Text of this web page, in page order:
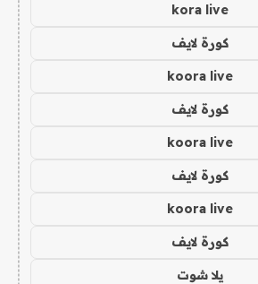
kora live
كورة لايف
koora live
كورة لايف
koora live
كورة لايف
koora live
كورة لايف
يلا شوت